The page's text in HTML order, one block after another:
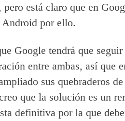
está claro que en
Android por ello.
Google tendrá que
entre ambas, así que
sus quebraderos de
que la solución es un
definitiva por la que